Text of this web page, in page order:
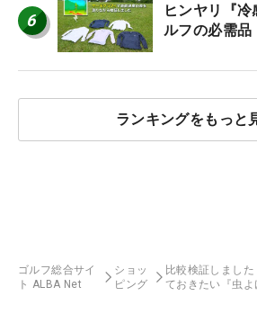
6
ヒンヤリ『
ルフの必需品
ランキングをもっと
ゴルフ総合サイ
ト ALBA Net
ショッ
ピング
比較検証しまし
ておきたい『虫よ